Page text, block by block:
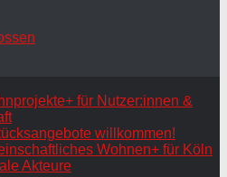
für Nutzer:innen &
willkommen!
Wohnen+ für Köln
Akteure